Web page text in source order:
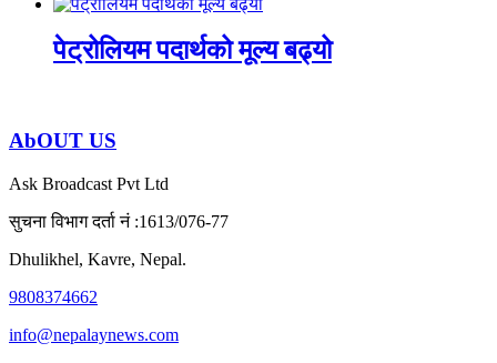
पेट्रोलियम पदार्थको मूल्य बढ्यो
AbOUT US
Ask Broadcast Pvt Ltd
सुचना विभाग दर्ता नं :1613/076-77
Dhulikhel, Kavre, Nepal.
9808374662
info@nepalaynews.com